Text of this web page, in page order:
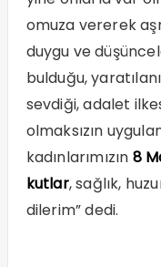
omuza vererek
duygu ve
bulduğu,
sevdiği, adalet
olmaksızın
kadınlarımızın 8
kutlar, sağlık,
dilerim” dedi.